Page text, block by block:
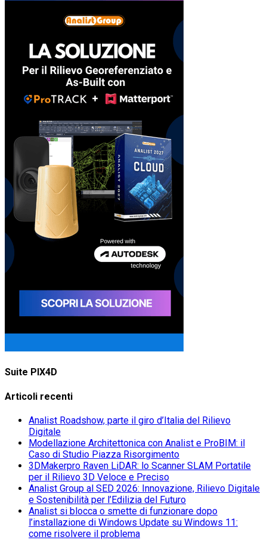
Suite PIX4D
Articoli recenti
Analist Roadshow, parte il giro d’Italia del Rilievo
Digitale
Modellazione Architettonica con Analist e ProBIM: il
Caso di Studio Piazza Risorgimento
3DMakerpro Raven LiDAR: lo Scanner SLAM Portatile
per il Rilievo 3D Veloce e Preciso
Analist Group al SED 2026: Innovazione, Rilievo Digitale
e Sostenibilità per l’Edilizia del Futuro
Analist si blocca o smette di funzionare dopo
l’installazione di Windows Update su Windows 11:
come risolvere il problema